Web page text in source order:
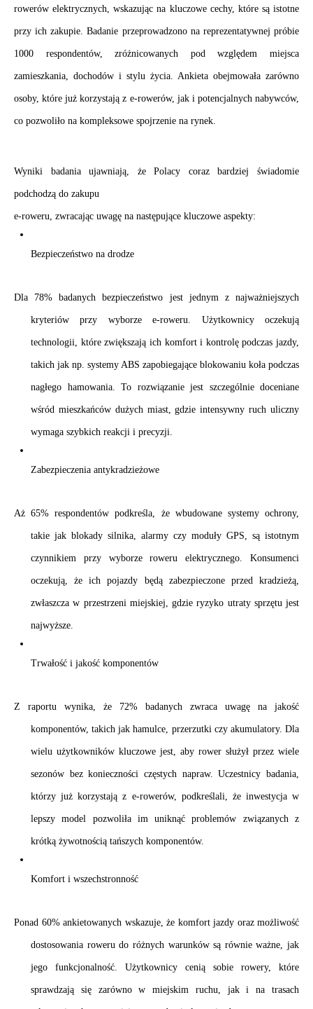
rowerów elektrycznych, wskazując na kluczowe cechy, które są istotne
przy ich zakupie. Badanie przeprowadzono na reprezentatywnej próbie
1000 respondentów, zróżnicowanych pod względem miejsca
zamieszkania, dochodów i stylu życia. Ankieta obejmowała zarówno
osoby, które już korzystają z e-rowerów, jak i potencjalnych nabywców,
co pozwoliło na kompleksowe spojrzenie na rynek.
Wyniki badania ujawniają, że Polacy coraz bardziej świadomie
podchodzą do zakupu
e-roweru, zwracając uwagę na następujące kluczowe aspekty:
Bezpieczeństwo na drodze
Dla 78% badanych bezpieczeństwo jest jednym z najważniejszych
kryteriów przy wyborze e-roweru. Użytkownicy oczekują
technologii, które zwiększają ich komfort i kontrolę podczas jazdy,
takich jak np. systemy ABS zapobiegające blokowaniu koła podczas
nagłego hamowania. To rozwiązanie jest szczególnie doceniane
wśród mieszkańców dużych miast, gdzie intensywny ruch uliczny
wymaga szybkich reakcji i precyzji.
Zabezpieczenia antykradzieżowe
Aż 65% respondentów podkreśla, że wbudowane systemy ochrony,
takie jak blokady silnika, alarmy czy moduły GPS, są istotnym
czynnikiem przy wyborze roweru elektrycznego. Konsumenci
oczekują, że ich pojazdy będą zabezpieczone przed kradzieżą,
zwłaszcza w przestrzeni miejskiej, gdzie ryzyko utraty sprzętu jest
najwyższe.
Trwałość i jakość komponentów
Z raportu wynika, że 72% badanych zwraca uwagę na jakość
komponentów, takich jak hamulce, przerzutki czy akumulatory. Dla
wielu użytkowników kluczowe jest, aby rower służył przez wiele
sezonów bez konieczności częstych napraw. Uczestnicy badania,
którzy już korzystają z e-rowerów, podkreślali, że inwestycja w
lepszy model pozwoliła im uniknąć problemów związanych z
krótką żywotnością tańszych komponentów.
Komfort i wszechstronność
Ponad 60% ankietowanych wskazuje, że komfort jazdy oraz możliwość
dostosowania roweru do różnych warunków są równie ważne, jak
jego funkcjonalność. Użytkownicy cenią sobie rowery, które
sprawdzają się zarówno w miejskim ruchu, jak i na trasach